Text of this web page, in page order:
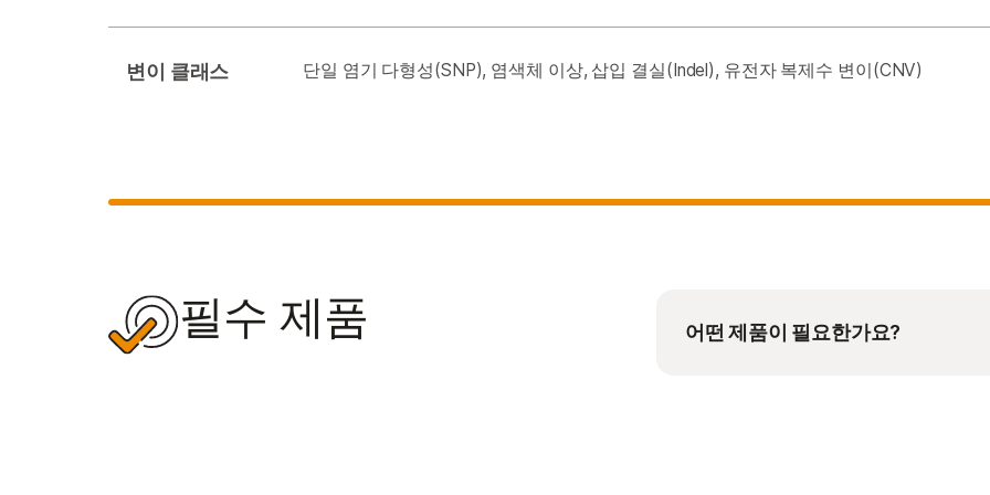
변이 클래스 단일 염기 다형성(SNP), 염색체 이상, 삽입 결실(Indel), 유전자 복제수 변이(CNV)
필수 제품 어떤 제품이 필요한가요?